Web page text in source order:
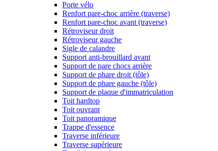
Porte vélo
Renfort pare-choc arrière (traverse)
Renfort pare-choc avant (traverse)
Rétroviseur droit
Rétroviseur gauche
Sigle de calandre
Support anti-brouillard avant
Support de pare chocs arrière
Support de phare droit (tôle)
Support de phare gauche (tôle)
Support de plaque d'immatriculation
Toit hardtop
Toit ouvrant
Toit panoramique
Trappe d'essence
Traverse inférieure
Traverse supérieure